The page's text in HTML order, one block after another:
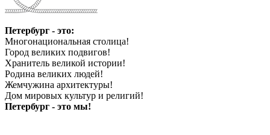
Петербург - это:
Многонациональная столица!
Город великих подвигов!
Хранитель великой истории!
Родина великих людей!
Жемчужина архитектуры!
Дом мировых культур и религий!
Петербург - это мы!